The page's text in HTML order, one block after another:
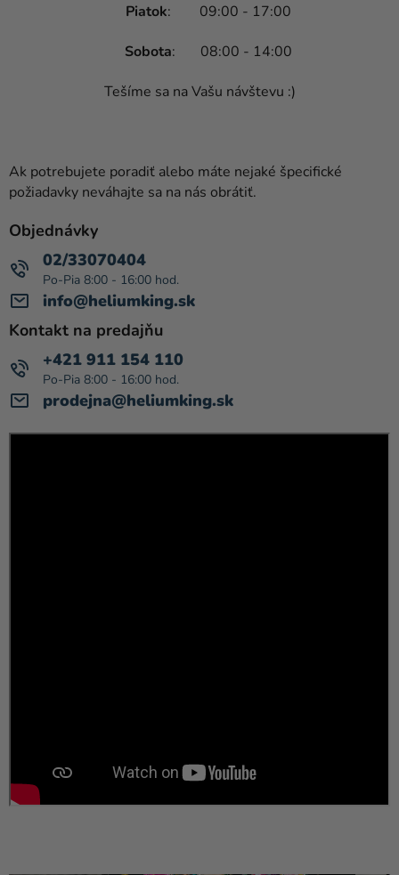
Piatok: 09:00 - 17:00
Sobota: 08:00 - 14:00
Tešíme sa na Vašu návštevu :)
Ak potrebujete poradiť alebo máte nejaké špecifické
požiadavky neváhajte sa na nás obrátiť.
Objednávky
info@heliumking.sk
02/33070404
Kontakt na predajňu
prodejna@heliumking.sk
+421 911 154 110